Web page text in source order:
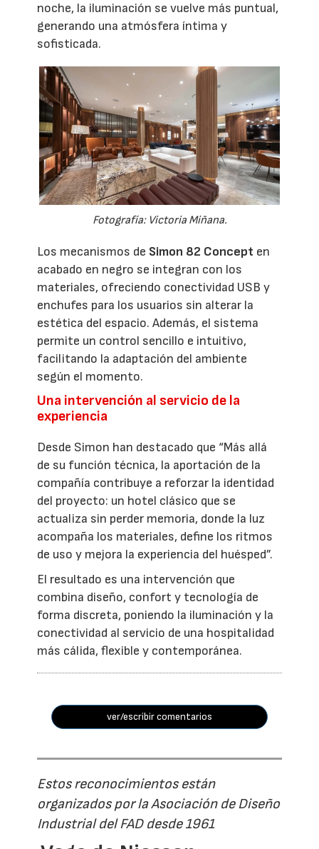
noche, la iluminación se vuelve más puntual,
generando una atmósfera íntima y
sofisticada.
Fotografía: Victoria Miñana.
Los mecanismos de Simon 82 Concept en
acabado en negro se integran con los
materiales, ofreciendo conectividad USB y
enchufes para los usuarios sin alterar la
estética del espacio. Además, el sistema
permite un control sencillo e intuitivo,
facilitando la adaptación del ambiente
según el momento.
Una intervención al servicio de la
experiencia
Desde Simon han destacado que “Más allá
de su función técnica, la aportación de la
compañía contribuye a reforzar la identidad
del proyecto: un hotel clásico que se
actualiza sin perder memoria, donde la luz
acompaña los materiales, define los ritmos
de uso y mejora la experiencia del huésped”.
El resultado es una intervención que
combina diseño, confort y tecnología de
forma discreta, poniendo la iluminación y la
conectividad al servicio de una hospitalidad
más cálida, flexible y contemporánea.
ver/escribir comentarios
Estos reconocimientos están
organizados por la Asociación de Diseño
Industrial del FAD desde 1961